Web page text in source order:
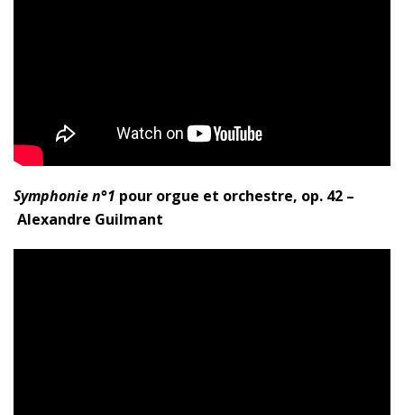
Symphonie n°1 pour orgue et orchestre, op. 42 –
Alexandre Guilmant